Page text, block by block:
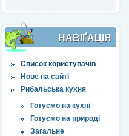
НАВІҐАЦІЯ
Список користувачів
Нове на сайті
Рибальська кухня
Готуємо на кухні
Готуємо на природі
Загальне